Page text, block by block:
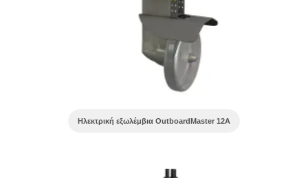
Ηλεκτρική εξωλέμβια OutboardMaster 12A